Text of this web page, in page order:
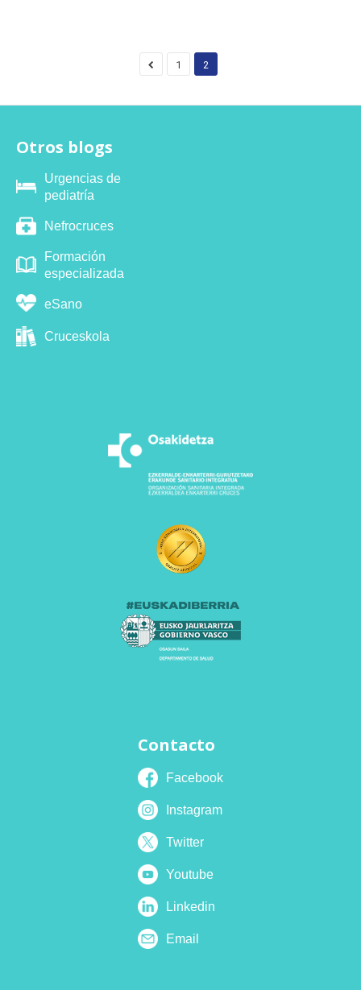
1 2
Otros blogs
Urgencias de
pediatría
Nefrocruces
Formación
especializada
eSano
Cruceskola
Contacto
Facebook
Instagram
Twitter
Youtube
Linkedin
Email